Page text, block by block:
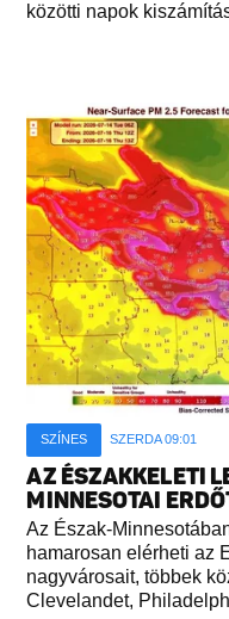
közötti napok
SZÍNES SZERDA 09:01
AZ ÉSZAKKELETI
MINNESOTAI
Az Észak-
hamarosan elérheti az
nagyvárosait, többek
Clevelandet,